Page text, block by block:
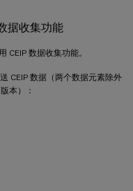
据收集功能
CEIP 数据收集功能。
CEIP 数据（两个数据元素除外
本）：